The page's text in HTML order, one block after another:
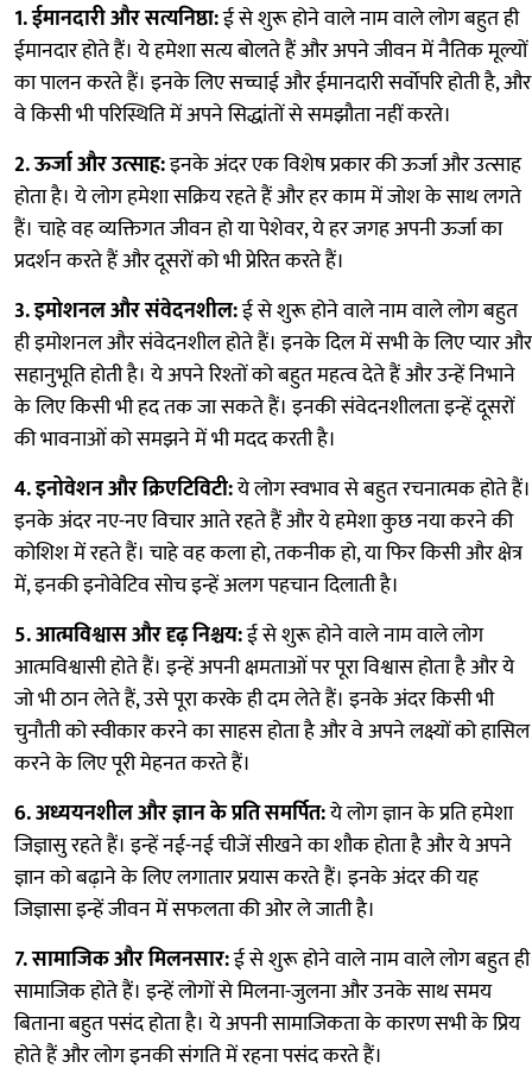
1. ईमानदारी और सत्यनिष्ठा:ई से शुरू होने वाले नाम वाले लोग बहुत ही
ईमानदार होते हैं। ये हमेशा सत्य बोलते हैं और अपने जीवन में नैतिक मूल्यों
का पालन करते हैं। इनके लिए सच्चाई और ईमानदारी सर्वोपरि होती है, और
वे किसी भी परिस्थिति में अपने सिद्धांतों से समझौता नहीं करते।
2. ऊर्जा और उत्साह:इनके अंदर एक विशेष प्रकार की ऊर्जा और उत्साह
होता है। ये लोग हमेशा सक्रिय रहते हैं और हर काम में जोश के साथ लगते
हैं। चाहे वह व्यक्तिगत जीवन हो या पेशेवर, ये हर जगह अपनी ऊर्जा का
प्रदर्शन करते हैं और दूसरों को भी प्रेरित करते हैं।
3. इमोशनल और संवेदनशील:ई से शुरू होने वाले नाम वाले लोग बहुत
ही इमोशनल और संवेदनशील होते हैं। इनके दिल में सभी के लिए प्यार और
सहानुभूति होती है। ये अपने रिश्तों को बहुत महत्व देते हैं और उन्हें निभाने
के लिए किसी भी हद तक जा सकते हैं। इनकी संवेदनशीलता इन्हें दूसरों
की भावनाओं को समझने में भी मदद करती है।
4. इनोवेशन और क्रिएटिविटी:ये लोग स्वभाव से बहुत रचनात्मक होते हैं।
इनके अंदर नए-नए विचार आते रहते हैं और ये हमेशा कुछ नया करने की
कोशिश में रहते हैं। चाहे वह कला हो, तकनीक हो, या फिर किसी और क्षेत्र
में, इनकी इनोवेटिव सोच इन्हें अलग पहचान दिलाती है।
5. आत्मविश्वास और दृढ़ निश्चय:ई से शुरू होने वाले नाम वाले लोग
आत्मविश्वासी होते हैं। इन्हें अपनी क्षमताओं पर पूरा विश्वास होता है और ये
जो भी ठान लेते हैं, उसे पूरा करके ही दम लेते हैं। इनके अंदर किसी भी
चुनौती को स्वीकार करने का साहस होता है और वे अपने लक्ष्यों को हासिल
करने के लिए पूरी मेहनत करते हैं।
6. अध्ययनशील और ज्ञान के प्रति समर्पित:ये लोग ज्ञान के प्रति हमेशा
जिज्ञासु रहते हैं। इन्हें नई-नई चीजें सीखने का शौक होता है और ये अपने
ज्ञान को बढ़ाने के लिए लगातार प्रयास करते हैं। इनके अंदर की यह
जिज्ञासा इन्हें जीवन में सफलता की ओर ले जाती है।
7. सामाजिक और मिलनसार:ई से शुरू होने वाले नाम वाले लोग बहुत ही
सामाजिक होते हैं। इन्हें लोगों से मिलना-जुलना और उनके साथ समय
बिताना बहुत पसंद होता है। ये अपनी सामाजिकता के कारण सभी के प्रिय
होते हैं और लोग इनकी संगति में रहना पसंद करते हैं।